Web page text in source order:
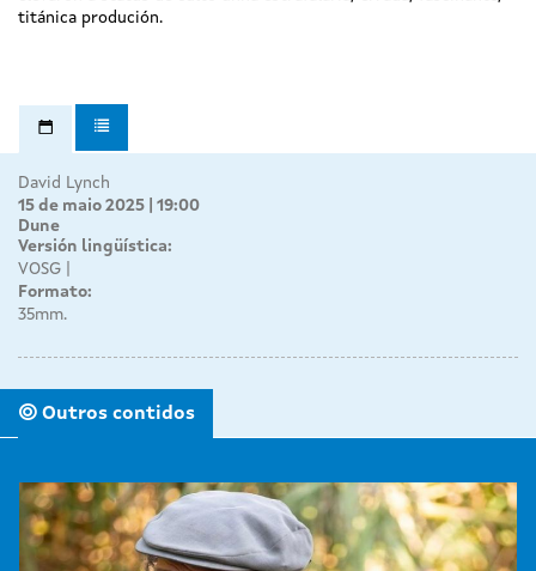
titánica produción.
David Lynch
15 de maio 2025 | 19:00
Dune
Versión lingüística:
VOSG
Formato:
35mm.
Outros contidos